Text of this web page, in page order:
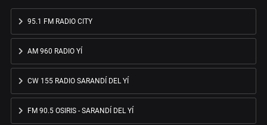
95.1 FM RADIO CITY
AM 960 RADIO YÍ
CW 155 RADIO SARANDÍ DEL YÍ
FM 90.5 OSIRIS - SARANDÍ DEL YÍ